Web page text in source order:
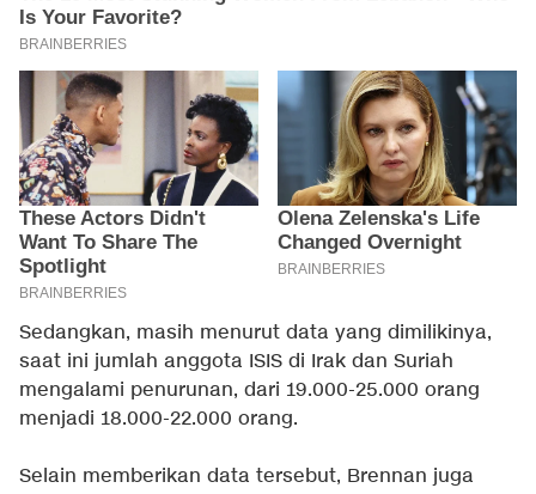
Sedangkan, masih menurut data yang dimilikinya,
saat ini jumlah anggota ISIS di Irak dan Suriah
mengalami penurunan, dari 19.000-25.000 orang
menjadi 18.000-22.000 orang.
Selain memberikan data tersebut, Brennan juga